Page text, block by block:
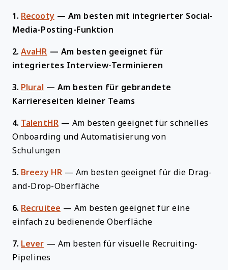
1. Recooty — Am besten mit integrierter Social-
Media-Posting-Funktion
2. AvaHR — Am besten geeignet für
integriertes Interview-Terminieren
3. Plural — Am besten für gebrandete
Karriereseiten kleiner Teams
4. TalentHR — Am besten geeignet für schnelles
Onboarding und Automatisierung von
Schulungen
5. Breezy HR — Am besten geeignet für die Drag-
and-Drop-Oberfläche
6. Recruitee — Am besten geeignet für eine
einfach zu bedienende Oberfläche
7. Lever — Am besten für visuelle Recruiting-
Pipelines